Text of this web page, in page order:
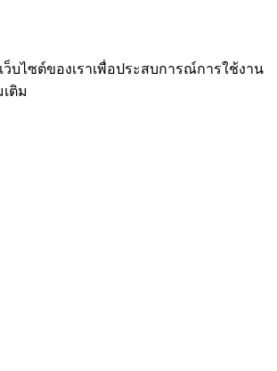
ว็บไซต์ของเราเพื่อประสบการณ์การใช้งาน
เติม